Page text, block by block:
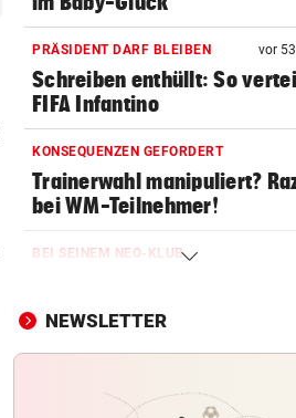
PRÄSIDENT DARF BLEIBEN vor
Schreiben enthüllt: So
FIFA Infantino
KONSEQUENZEN GEFORDERT
Trainerwahl manipuliert?
bei WM-Teilnehmer!
BEI SEINEM NEO-KLUB
kassiert WM-Held!
ASLY NACH ASIEN CUP
Australien eingebürgert
NEWSLETTER